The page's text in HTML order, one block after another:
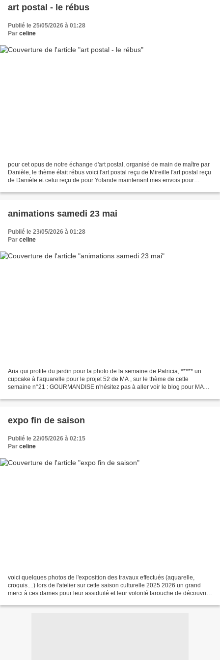
art postal - le rébus
Publié le 25/05/2026 à 01:28
Par celine
pour cet opus de notre échange d'art postal, organisé de main de maître par
Danièle, le thème était rébus voici l'art postal reçu de Mireille l'art postal reçu
de Danièle et celui reçu de pour Yolande maintenant mes envois pour
animations samedi 23 mai
Publié le 23/05/2026 à 01:28
Par celine
Aria qui profite du jardin pour la photo de la semaine de Patricia, ***** un
cupcake à l'aquarelle pour le projet 52 de MA , sur le thème de cette
semaine n°21 : GOURMANDISE n'hésitez pas à aller voir le blog pour MA
expo fin de saison
Publié le 22/05/2026 à 02:15
Par celine
voici quelques photos de l'exposition des travaux effectués (aquarelle,
croquis....) lors de l'atelier sur cette saison culturelle 2025 2026 un grand
merci à ces dames pour leur assiduité et leur volonté farouche de découvrir